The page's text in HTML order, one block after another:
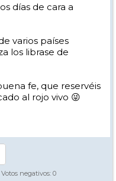
días de cara a
varios países
los librase de
fe, que reservéis
al rojo vivo 😜
negativos: 0